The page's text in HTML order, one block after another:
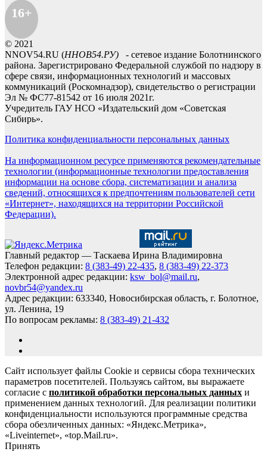
16+
© 2021
NNOV54.RU (ННОВ54.РУ) - сетевое издание Болотнинского
района. Зарегистрировано Федеральной службой по надзору в
сфере связи, информационных технологий и массовых
коммуникаций (Роскомнадзор), свидетельство о регистрации
Эл № ФС77-81542 от 16 июля 2021г.
Учредитель ГАУ НСО «Издательский дом «Советская
Сибирь».
Политика конфиденциальности персональных данных
На информационном ресурсе применяются рекомендательные
технологии (информационные технологии предоставления
информации на основе сбора, систематизации и анализа
сведений, относящихся к предпочтениям пользователей сети
«Интернет», находящихся на территории Российской
Федерации).
Главный редактор — Таскаева Ирина Владимировна
Телефон редакции: 8 (383-49) 22-435, 8 (383-49) 22-373
Электронной адрес редакции: ksw_bol@mail.ru,
novbr54@yandex.ru
Адрес редакции: 633340, Новосибирская область, г. Болотное,
ул. Ленина, 19
По вопросам рекламы: 8 (383-49) 21-432
Сайт использует файлы Cookie и сервисы сбора технических
параметров посетителей. Пользуясь сайтом, вы выражаете
согласие с политикой обработки персональных данных и
применением данных технологий. Для реализации политики
конфиденциальности используются программные средства
сбора обезличенных данных: «Яндекс.Метрика»,
«Liveinternet», «top.Mail.ru».
Принять